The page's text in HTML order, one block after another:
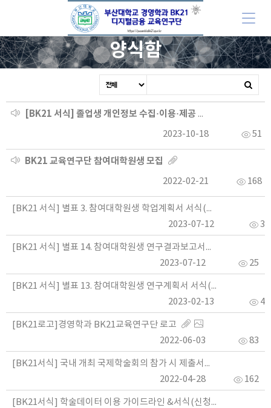
양식함
[BK21 서식] 졸업생 개인정보 수집·이용·제공 동의서
51
2023-10-18
BK21 교육연구단 참여대학원생 모집
168
2022-02-21
[BK21 서식] 별표 3. 참여대학원생 학업계획서 서식(석사과정 1학기용)
33
2023-07-12
[BK21 서식] 별표 14. 참여대학원생 연구결과보고서 서식
25
2023-07-12
[BK21 서식] 별표 13. 참여대학원생 연구계획서 서식(석사과정 1학기 외)
48
2023-02-13
[BK21로고]경영학과 BK21교육연구단 로고
83
2022-06-03
[BK21서식] 국내 개최 국제학술회의 참가 시 제출서식
162
2022-04-28
[BK21서식] 학술데이터 이용 가이드라인 &서식(신청서, 결과보고서) -Rev1(22.08.10.)